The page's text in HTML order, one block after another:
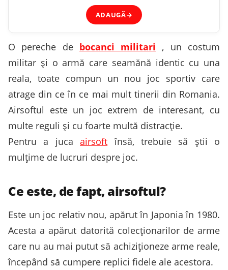
ADAUGĂ→
O pereche de bocanci militari , un costum
militar și o armă care seamănă identic cu una
reala, toate compun un nou joc sportiv care
atrage din ce în ce mai mult tinerii din Romania.
Airsoftul este un joc extrem de interesant, cu
multe reguli și cu foarte multă distracție.
Pentru a jucaairsoft însă, trebuie să știi o
mulțime de lucruri despre joc.
Ce este, de fapt, airsoftul?
Este un joc relativ nou, apărut în Japonia în 1980.
Acesta a apărut datorită colecționarilor de arme
care nu au mai putut să achiziționeze arme reale,
începând să cumpere replici fidele ale acestora.